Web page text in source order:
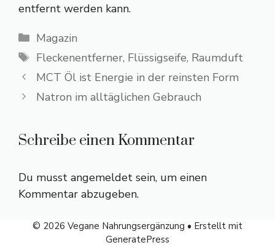
entfernt werden kann.
Kategorien
Magazin
Schlagwörter
Fleckenentferner, Flüssigseife, Raumduft
MCT Öl ist Energie in der reinsten Form
Natron im alltäglichen Gebrauch
Schreibe einen Kommentar
Du musst angemeldet sein, um einen
Kommentar abzugeben.
© 2026 Vegane Nahrungsergänzung • Erstellt mit
GeneratePress